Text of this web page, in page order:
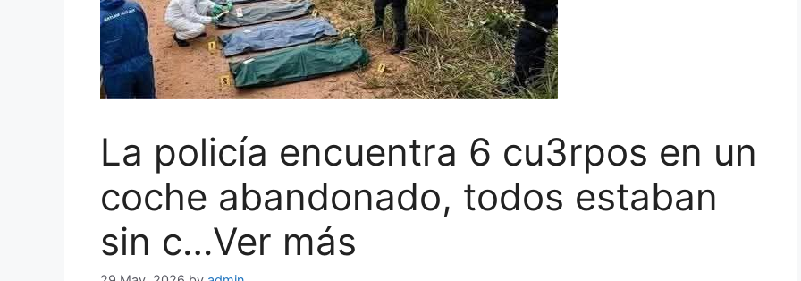
La policía encuentra 6 cu3rpos en un
coche abandonado, todos estaban
sin c…Ver más